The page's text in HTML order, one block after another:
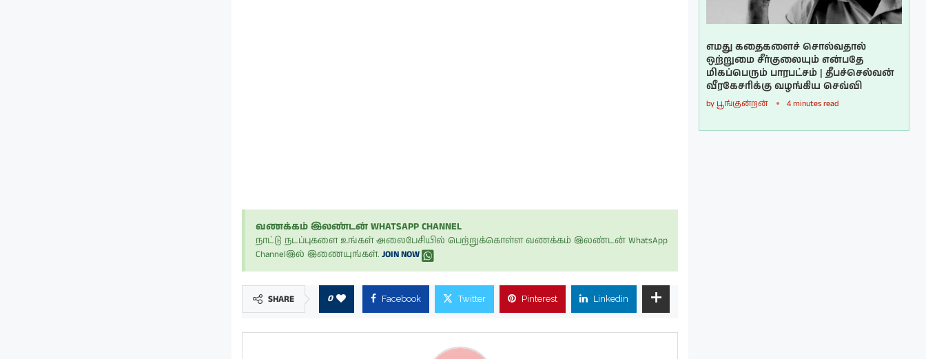
வணக்கம் இலண்டன் WHATSAPP CHANNEL
நாட்டு நடப்புகளை உங்கள் அலைபேசியில் பெற்றுக்கொள்ள வணக்கம் இலண்டன் WhatsApp
Channelஇல் இணையுங்கள். JOIN NOW
SHARE 0 Facebook Twitter Pinterest Linkedin
எமது கதைகளைச் சொல்வதால்
ஒற்றுமை சீர்குலையும் என்பதே
மிகப்பெரும் பாரபட்சம் | தீபச்செல்வன்
வீரகேசரிக்கு வழங்கிய செவ்வி
by பூங்குன்றன் 4 minutes read